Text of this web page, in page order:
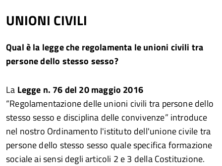
UNIONI CIVILI
Qual è la legge che regolamenta le unioni civili tra
persone dello stesso sesso?
La Legge n. 76 del 20 maggio 2016
“Regolamentazione delle unioni civili tra persone dello
stesso sesso e disciplina delle convivenze” introduce
nel nostro Ordinamento l'istituto dell'unione civile tra
persone dello stesso sesso quale specifica formazione
sociale ai sensi degli articoli 2 e 3 della Costituzione.